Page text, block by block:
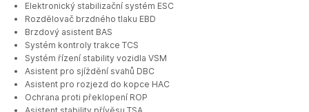
Elektronický stabilizační systém ESC
Rozdělovač brzdného tlaku EBD
Brzdový asistent BAS
Systém kontroly trakce TCS
Systém řízení stability vozidla VSM
Asistent pro sjíždění svahů DBC
Asistent pro rozjezd do kopce HAC
Ochrana proti překlopení ROP